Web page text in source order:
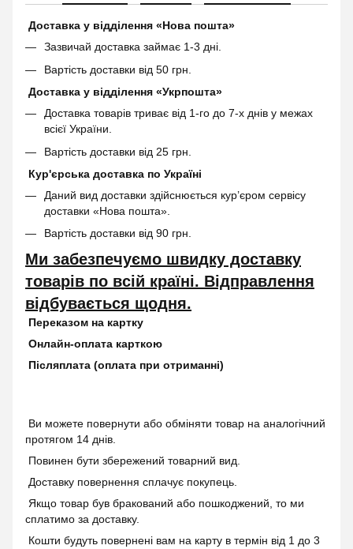
Доставка у відділення «Нова пошта»
Зазвичай доставка займає 1-3 дні.
Вартість доставки від 50 грн.
Доставка у відділення «Укрпошта»
Доставка товарів триває від 1-го до 7-х днів у межах
всієї України.
Вартість доставки від 25 грн.
Кур'єрська доставка по Україні
Даний вид доставки здійснюється кур’єром сервісу
доставки «Нова пошта».
Вартість доставки від 90 грн.
Ми забезпечуємо швидку доставку
товарів по всій країні. Відправлення
відбувається щодня.
Переказом на картку
Онлайн-оплата карткою
Післяплата (оплата при отриманні)
Ви можете повернути або обміняти товар на аналогічний
протягом 14 днів.
Повинен бути збережений товарний вид.
Доставку повернення сплачує покупець.
Якщо товар був бракований або пошкоджений, то ми
сплатимо за доставку.
Кошти будуть повернені вам на карту в термін від 1 до 3